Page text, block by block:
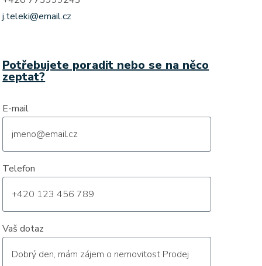
j.teleki@email.cz
Potřebujete poradit nebo se na něco
zeptat?
E-mail
Telefon
Vaš dotaz